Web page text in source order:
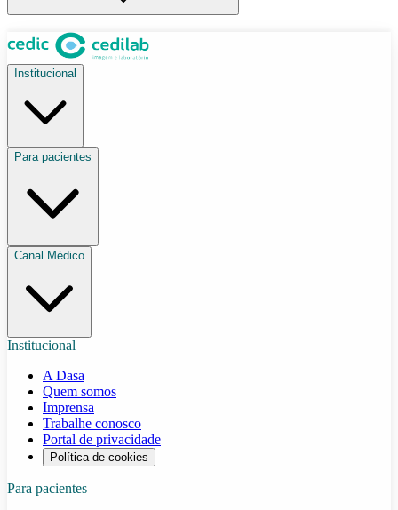
Institucional
Para pacientes
Canal Médico
Institucional
A Dasa
Quem somos
Imprensa
Trabalhe conosco
Portal de privacidade
Política de cookies
Para pacientes